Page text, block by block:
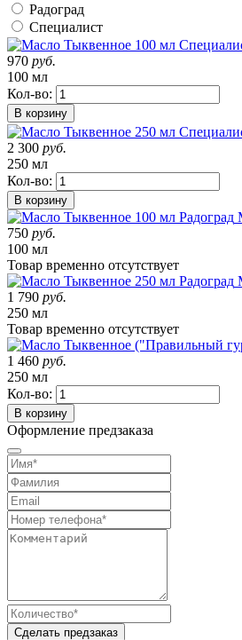
Радоград
Специалист
970 руб.
100 мл
Кол-во:
В корзину
2 300 руб.
250 мл
Кол-во:
В корзину
750 руб.
100 мл
Товар временно отсутствует
1 790 руб.
250 мл
Товар временно отсутствует
1 460 руб.
250 мл
Кол-во:
В корзину
Оформление предзаказа
Сделать предзаказ